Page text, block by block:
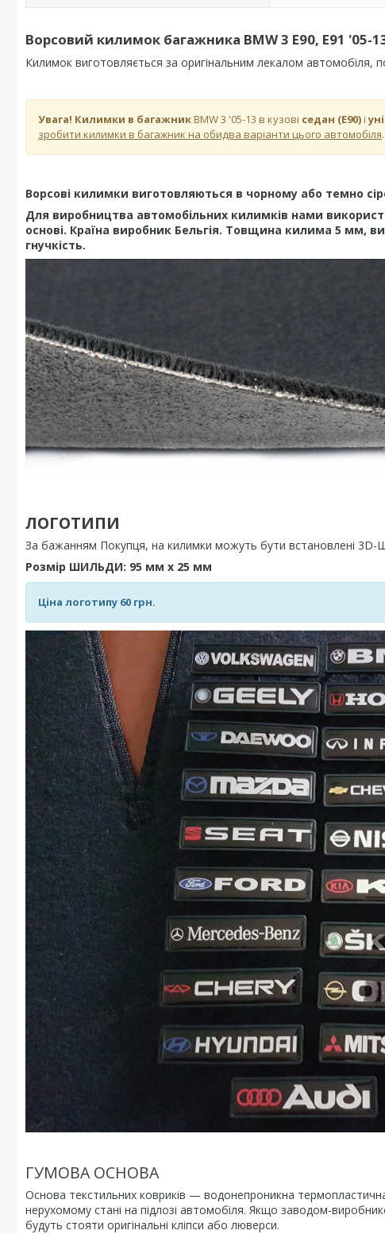
Ворсовий килимок багажника BMW 3 E90, Е91 '05-
Килимок виготовляється за оригінальним лекалом автомобіля,
Увага! Килимки в багажникBMW 3 '05-13 в кузові седан (E90)і
зробити килимки в багажник на обидва варіанти цього автомобіля.
Ворсові килимки виготовляються в чорному або темно
Для виробництва автомобільних килимків нами
основі. Країна виробник Бельгія. Товщина килима 5 мм,
гнучкість.
ЛОГОТИПИ
За бажанням Покупця, на килимки можуть бути встановлені
Розмір ШИЛЬДИ: 95 мм х 25 мм
Ціна логотипу 60 грн.
ГУМОВА ОСНОВА
Основа текстильних ковриків — водонепроникна
нерухомому стані на підлозі автомобіля. Якщо заводом-
будуть стояти оригінальні кліпси або люверси.